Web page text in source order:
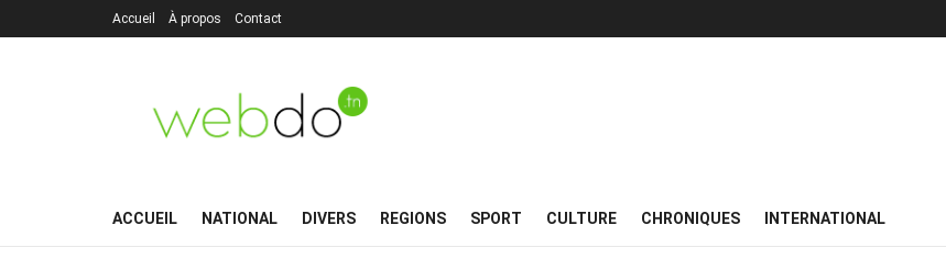
Accueil À propos Contact
ACCUEIL NATIONAL DIVERS REGIONS SPORT CULTURE CHRONIQUES INTERNATIONAL